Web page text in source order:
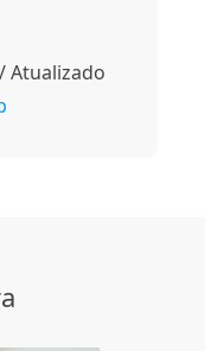
Atualizado